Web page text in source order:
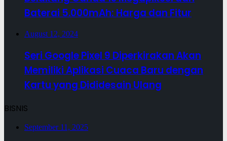
Baterai 5.000mAh: Harga dan Fitur
August 12, 2024
Seri Google Pixel 9 Diperkirakan Akan
Memiliki Aplikasi Cuaca Baru dengan
Kartu yang Dididesain Ulang
BISNIS
September 11, 2025